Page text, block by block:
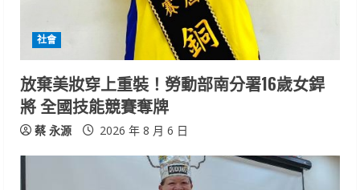
i
n
g
社會
放棄美妝穿上重裝！勞動部南分署16歲女銲
將 全國技能競賽奪牌
蔡 永源 2026 年 8 月 6 日